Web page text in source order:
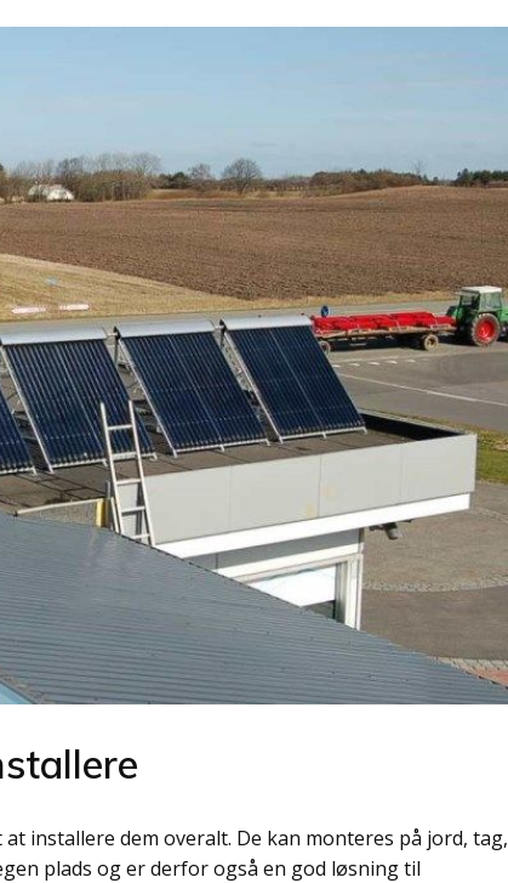
installere dem overalt. De kan monteres på jord, tag,
plads og er derfor også en god løsning til